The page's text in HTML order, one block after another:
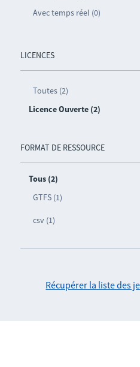
Avec temps réel (0)
LICENCES
Toutes (2)
Licence Ouverte (2)
FORMAT DE RESSOURCE
Tous (2)
GTFS (1)
csv (1)
Récupérer la liste des